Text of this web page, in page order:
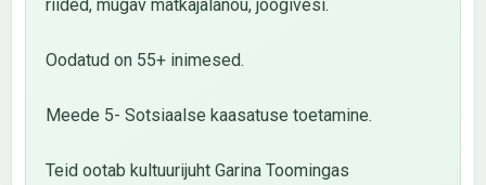
riided, mugav matkajalanõu, joogivesi.
Oodatud on 55+ inimesed.
Meede 5- Sotsiaalse kaasatuse toetamine.
Teid ootab kultuurijuht Garina Toomingas